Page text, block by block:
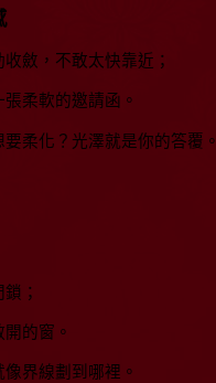
斂，不敢太快靠近；
柔軟的邀請函。
柔化？光澤就是你的答覆。
；
的窗。
界線劃到哪裡。